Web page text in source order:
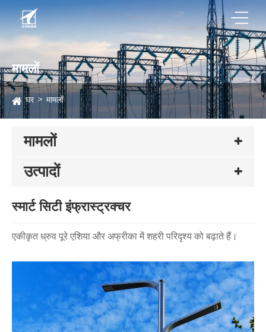
मामलों
घर मामलों
मामलों
उत्पादों
स्मार्ट सिटी इंफ्रास्ट्रक्चर
एकीकृत ध्रुव पूरे एशिया और अफ्रीका में शहरी परिदृश्य को बढ़ाते हैं।